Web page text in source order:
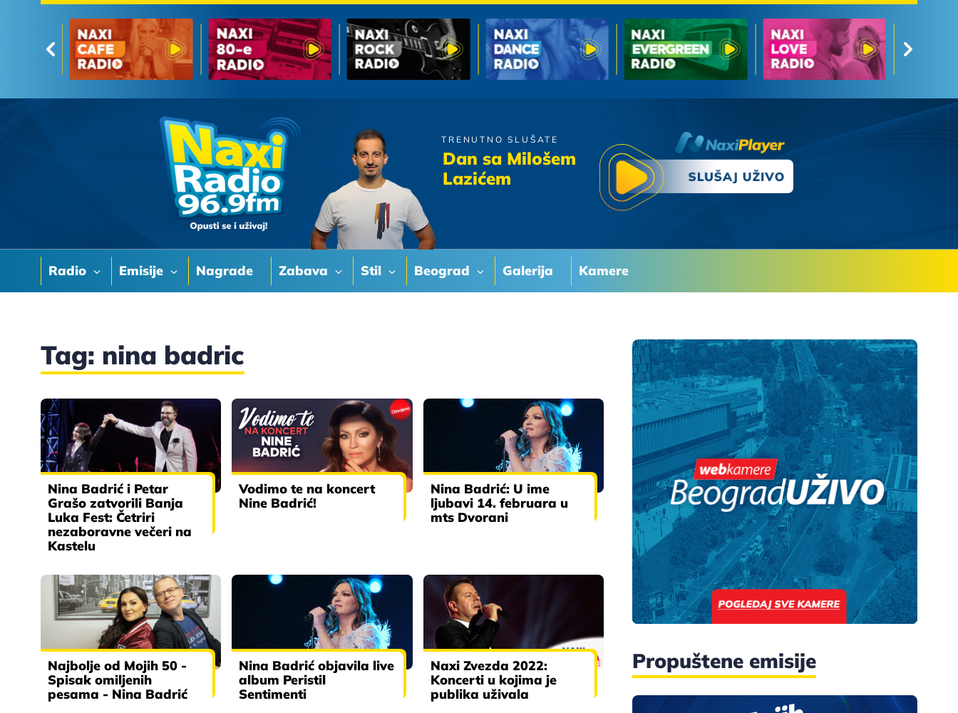
Radio Emisije Nagrade Zabava Stil Beograd Galerija Kamere
TRENUTNO SLUŠATE
Dan sa Milošem
Lazićem
Zdravko Colic
Tag: nina badric
Nina Badrić i Petar
Grašo zatvorili Banja
Luka Fest: Četriri
nezaboravne večeri na
Kastelu
Vodimo te na koncert
Nine Badrić!
Nina Badrić: U ime
ljubavi 14. februara u
mts Dvorani
Najbolje od Mojih 50 -
Spisak omiljenih
pesama - Nina Badrić
Nina Badrić objavila live
album Peristil
Sentimenti
Naxi Zvezda 2022:
Koncerti u kojima je
publika uživala
Propuštene emisije